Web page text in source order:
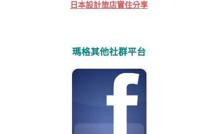
日本設計旅店實住分享
瑪格其他社群平台